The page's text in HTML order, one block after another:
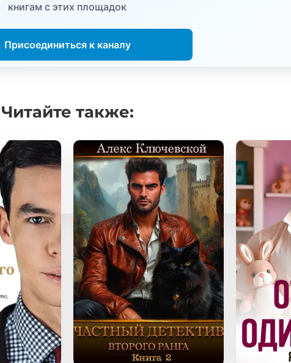
книгам с этих площадок
Присоединиться к каналу
Читайте также: